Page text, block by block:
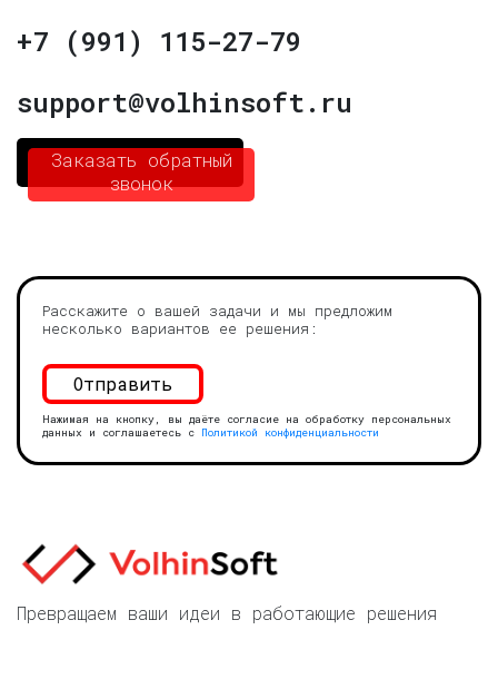
+7 (991) 115-27-79
support@volhinsoft.ru
Заказать обратный
звонок
Расскажите о вашей задачи и мы предложим
несколько вариантов ее решения:
Нажимая на кнопку, вы даёте согласие на обработку персональных
данных и соглашаетесь с Политикой конфиденциальности
Превращаем ваши идеи в работающие решения